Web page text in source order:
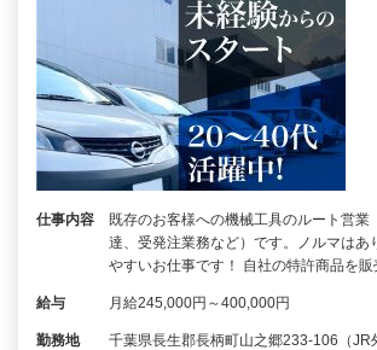
仕事内容
既存のお客様への機械工具のルート営業
達、受発注業務など）です。ノルマはあ
やすいお仕事です！ 自社の特許商品を販
給与 月給245,000円～400,000円
勤務地
千葉県長生郡長柄町山之郷233-106（JR